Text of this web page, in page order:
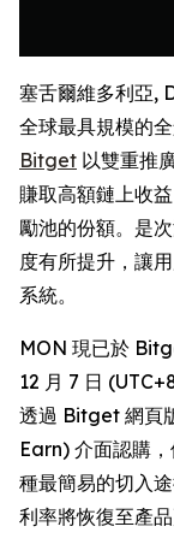
塞舌爾維多利亞,
全球最具規模的
Bitget 以雙重推
賺取高額鏈上收
勵池的份額。是
度有所提升，讓
系統。
MON 現已於
12 月 7 日
透過 Bitget 網頁
Earn) 介面認購
種最簡易的切入
利率將恢復至產